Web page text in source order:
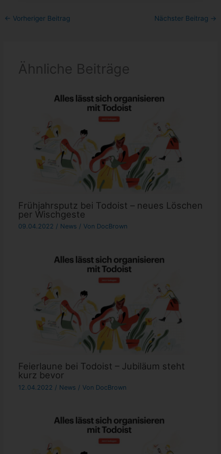
← Vorheriger Beitrag Nächster Beitrag →
Ähnliche Beiträge
Frühjahrsputz bei Todoist – neues Löschen
per Wischgeste
09.04.2022 / News / Von DocBrown
Feierlaune bei Todoist – Jubiläum steht
kurz bevor
12.04.2022 / News / Von DocBrown